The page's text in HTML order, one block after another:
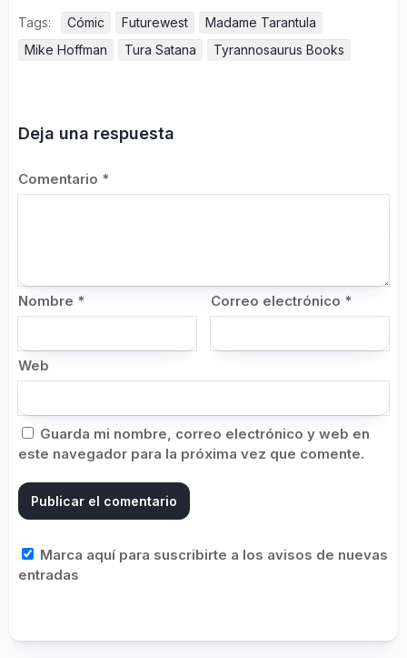
Tags: Cómic Futurewest
Madame Tarantula
Mike Hoffman
Tura Satana Tyrannosaurus Books
Deja una respuesta
Comentario *
Nombre * Correo electrónico *
Web
Guarda mi nombre, correo electrónico y web en
este navegador para la próxima vez que comente.
Marca aquí para suscribirte a los avisos de nuevas
entradas